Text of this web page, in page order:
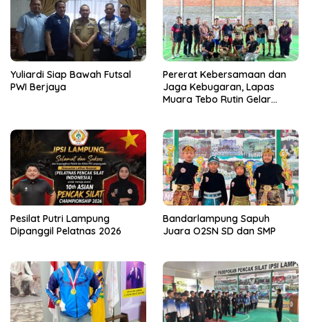
Yuliardi Siap Bawah Futsal
PWI Berjaya
Pererat Kebersamaan dan
Jaga Kebugaran, Lapas
Muara Tebo Rutin Gelar
Pesilat Putri Lampung
Dipanggil Pelatnas 2026
Bandarlampung Sapuh
Juara O2SN SD dan SMP